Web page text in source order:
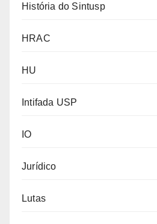
História do Sintusp
HRAC
HU
Intifada USP
IO
Jurídico
Lutas